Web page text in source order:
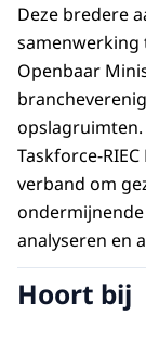
Deze bredere
samenwerking
Openbaar
Taskforce-
verband om
analyseren en
Hoort bij